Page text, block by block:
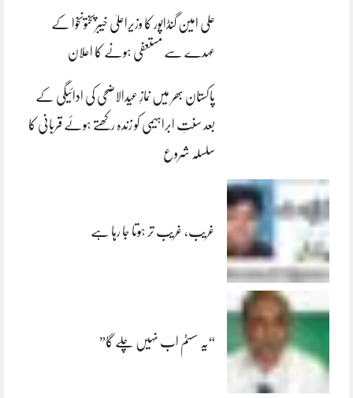
علی امین گنڈاپور کا وزیراعلیٰ خیبرپختونخوا کے
عہدے سے مستعفی ہونے کا اعلان
پاکستان بھر میں نمازِ عیدالاضحی کی ادائیگی کے
بعد سنتِ ابراہیمی کو زندہ رکھتے ہوئے قربانی کا
سلسلہ شروع
غریب، غریب تر ہوتا جا رہا ہے
“یہ سسٹم اب نہیں چلے گا”